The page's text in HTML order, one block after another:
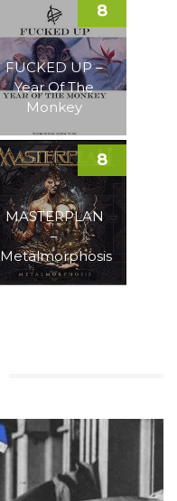
FUCKED UP –
Year Of The
Monkey
8
MASTERPLAN
–
Metalmorphosis
8